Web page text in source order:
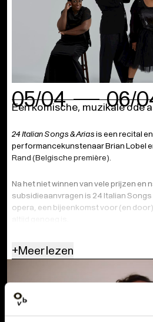
05/04 06/
Een komische, muzikale ode
24 Italian Songs & Ariasis een recital
performancekunstenaar Brian Lobel
Rand (Belgische première).
Na het niet winnen van vele prijzen en
subsidieaanvragen is 24 Italian
opera, een bijeenkomst voor (en
(Geliefde) performancekunstenaar
om toegelaten te worden tot het New
Royal Opera House; Aida, English
te winnen bij Cardiff Singer of the
mislukkelingen hebben hun krachten
maken over je best doen, proberen te
+Meer lezen